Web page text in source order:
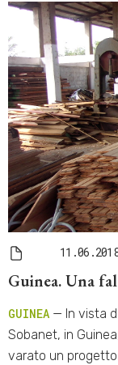
11.06.2018
Guinea. Una
GUINEA — In vista
Sobanet, in
varato un